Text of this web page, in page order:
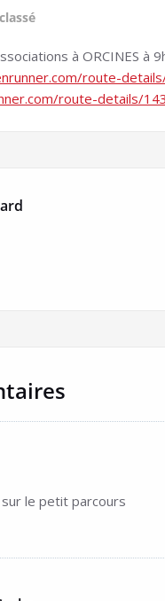
à ORCINES à
route-
route-details/
le petit parcours